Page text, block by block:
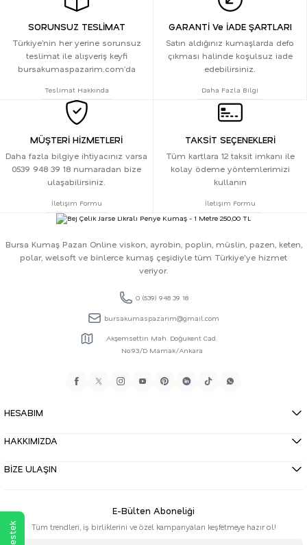
SORUNSUZ TESLİMAT
Türkiye’nin her yerine sorunsuz
teslimat ile alışveriş keyfi
bursakumaspazarim.com’da
Teslimat Hakkında
GARANTİ Ve İADE ŞARTLARI
Satın aldığınız kumaşlarda defo
çıkması halinde koşulsuz iade
edebilirsiniz.
Daha Fazla Bilgi
MÜŞTERİ HİZMETLERİ
Daha fazla bilgiye ihtiyacınız varsa
0539 948 39 18 numaradan bize
ulaşabilirsiniz.
İletişim Formu
TAKSİT SEÇENEKLERİ
Tüm kartlara 12 taksit imkanı ile
kolay ödeme yöntemlerimizi
kullanın
İletişim Formu
Bursa Kumaş Pazarı Online viskon, ayrobin, poplin, müslin, pazen, keten,
polar, welsoft ve binlerce kumaş çeşidiyle tüm Türkiye'ye hizmet
veriyor.
0 (539) 948 39 18
bursakumaspazarim@gmail.com
Akşemsettin Mah. Doğukent Cad.
No:93/D Mamak/Ankara
HESABIM
HAKKIMIZDA
BİZE ULAŞIN
E-Bülten Aboneliği
Tüm trendleri, iş birliklerini ve özel kampanyaları keşfetmeye hazır ol!